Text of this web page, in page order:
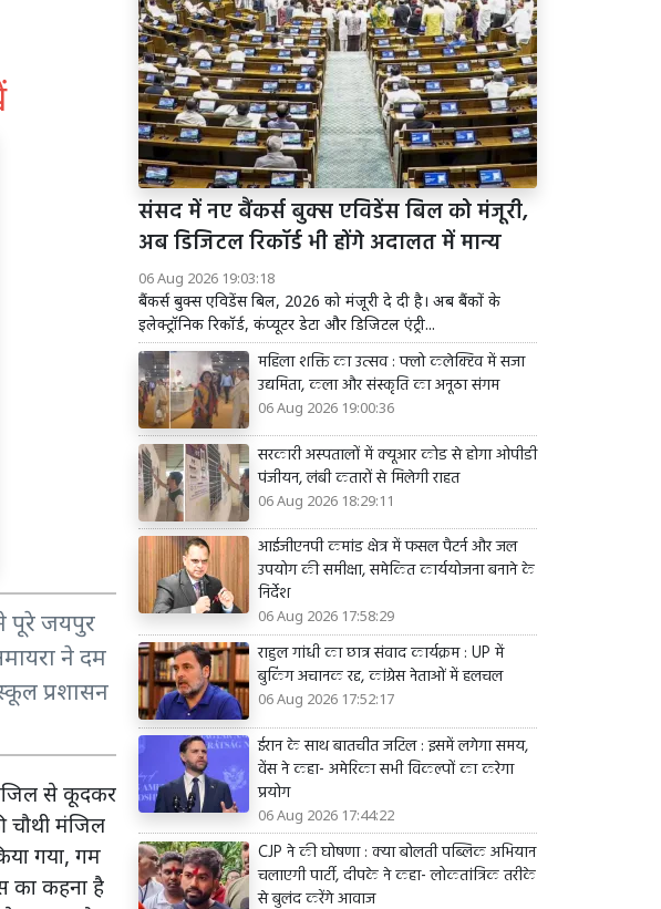
पूरे जयपुर
ने दम
प्रशासन
मंजिल से कूदकर
चौथी मंजिल
गया, गम
का कहना है
संसद में नए बैंकर्स बुक्स एविडेंस बिल को मंजूरी,
अब डिजिटल रिकॉर्ड भी होंगे अदालत में मान्य
06 Aug 2026 19:03:18
बैंकर्स बुक्स एविडेंस बिल, 2026 को मंजूरी दे दी है। अब बैंकों के
इलेक्ट्रॉनिक रिकॉर्ड, कंप्यूटर डेटा और डिजिटल एंट्री...
महिला शक्ति का उत्सव : फ्लो कलेक्टिव में सजा
उद्यमिता, कला और संस्कृति का अनूठा संगम
06 Aug 2026 19:00:36
सरकारी अस्पतालों में क्यूआर कोड से होगा ओपीडी
पंजीयन, लंबी कतारों से मिलेगी राहत
06 Aug 2026 18:29:11
आईजीएनपी कमांड क्षेत्र में फसल पैटर्न और जल
उपयोग की समीक्षा, समेकित कार्ययोजना बनाने के
निर्देश
06 Aug 2026 17:58:29
राहुल गांधी का छात्र संवाद कार्यक्रम : UP में
बुकिंग अचानक रद्द, कांग्रेस नेताओं में हलचल
06 Aug 2026 17:52:17
ईरान के साथ बातचीत जटिल : इसमें लगेगा समय,
वेंस ने कहा- अमेरिका सभी विकल्पों का करेगा
प्रयोग
06 Aug 2026 17:44:22
CJP ने की घोषणा : क्या बोलती पब्लिक अभियान
चलाएगी पार्टी, दीपके ने कहा- लोकतांत्रिक तरीके
से बुलंद करेंगे आवाज